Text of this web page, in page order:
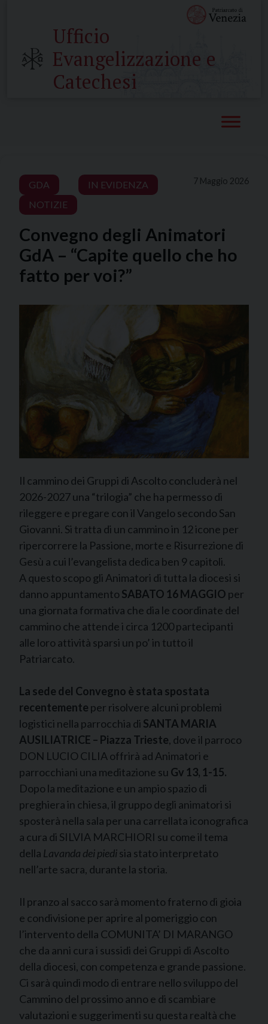
Ufficio
Evangelizzazione e
Catechesi
7 Maggio 2026
GDA
IN EVIDENZA
NOTIZIE
Convegno degli Animatori
GdA – “Capite quello che ho
fatto per voi?”
Il cammino dei Gruppi di Ascolto concluderà nel
2026-2027 una “trilogia” che ha permesso di
rileggere e pregare con il Vangelo secondo San
Giovanni. Si tratta di un cammino in 12 icone per
ripercorrere la Passione, morte e Risurrezione di
Gesù a cui l’evangelista dedica ben 9 capitoli.
A questo scopo gli Animatori di tutta la diocesi si
danno appuntamento SABATO 16 MAGGIO per
una giornata formativa che dia le coordinate del
cammino che attende i circa 1200 partecipanti
alle loro attività sparsi un po’ in tutto il
Patriarcato.
La sede del Convegno è stata spostata
recentemente per risolvere alcuni problemi
logistici nella parrocchia di SANTA MARIA
AUSILIATRICE – Piazza Trieste, dove il parroco
DON LUCIO CILIA offrirà ad Animatori e
parrocchiani una meditazione su Gv 13, 1-15.
Dopo la meditazione e un ampio spazio di
preghiera in chiesa, il gruppo degli animatori si
sposterà nella sala per una carrellata iconografica
a cura di SILVIA MARCHIORI su come il tema
della Lavanda dei piedisia stato interpretato
nell’arte sacra, durante la storia.
Il pranzo al sacco sarà momento fraterno di gioia
e condivisione per aprire al pomeriggio con
l’intervento della COMUNITA’ DI MARANGO
che da anni cura i sussidi dei Gruppi di Ascolto
della diocesi, con competenza e grande passione.
Ci sarà quindi modo di entrare nello sviluppo del
Cammino del prossimo anno e di scambiare
valutazioni e suggerimenti su questa realtà che